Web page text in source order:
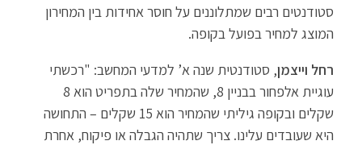
סטודנטים רבים שמתלוננים על חוסר אחידות בין המחירון
המוצג למחיר בפועל בקופה.
רחל וייצמן, סטודנטית שנה א’ למדעי המחשב: "רכשתי
עוגיית אלפחור בבניין 8, שהמחיר שלה בתפריט הוא 8
שקלים ובקופה גיליתי שהמחיר הוא 15 שקלים – התחושה
היא שעובדים עלינו. צריך שתהיה הגבלה או פיקוח, אחרת